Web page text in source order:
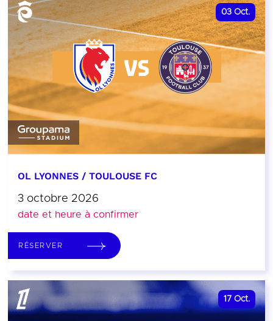
03 Oct.
OL LYONNES / TOULOUSE FC
3 octobre 2026
date et heure à confirmer
RÉSERVER
17 Oct.